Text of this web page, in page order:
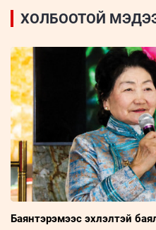
ХОЛБООТОЙ
Баянтэрэмээс эхлэлтэй